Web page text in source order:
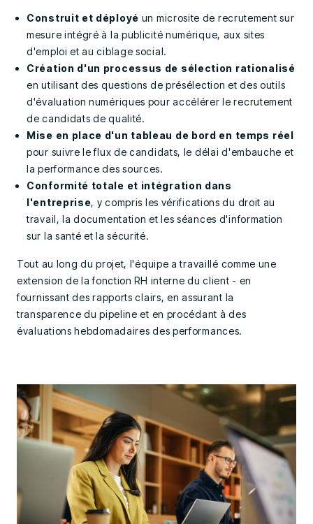
Construit et déployé un microsite de recrutement sur
mesure intégré à la publicité numérique, aux sites
d'emploi et au ciblage social.
Création d'un processus de sélection rationalisé
en utilisant des questions de présélection et des outils
d'évaluation numériques pour accélérer le recrutement
de candidats de qualité.
Mise en place d'un tableau de bord en temps réel
pour suivre le flux de candidats, le délai d'embauche et
la performance des sources.
Conformité totale et intégration dans
l'entreprise, y compris les vérifications du droit au
travail, la documentation et les séances d'information
sur la santé et la sécurité.
Tout au long du projet, l'équipe a travaillé comme une
extension de la fonction RH interne du client - en
fournissant des rapports clairs, en assurant la
transparence du pipeline et en procédant à des
évaluations hebdomadaires des performances.